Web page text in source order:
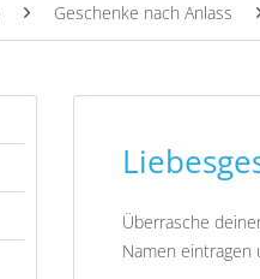
Geschenke nach Anlass
Überrasche
Namen eintragen